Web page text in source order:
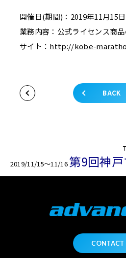
開催日(期間)：2019年11月15
業務内容：公式ライセンス商
サイト： http://kobe-
BACK
2019/11/15～11/16 第9回神
CONTACT